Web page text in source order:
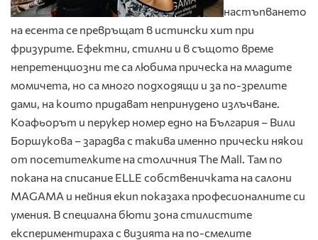
настъпването
на есента се превръщат в истински хит при
фризурите. Ефектни, стилни и в същото време
непретенциозни те са любима прическа на младите
момичета, но са много подходящи и за по-зрелите
дами, на които придават непринудено излъчване.
Коафьорът и перукер номер едно на България – Вили
Боршукова – зарадва с такива именно прически някои
от посетителките на столичния The Mall. Там по
покана на списание ELLE собственичката на салони
MAGAMA и нейния екип показаха професионалните си
умения. В специална бюти зона стилистите
експериментираха с визията на по-смелите